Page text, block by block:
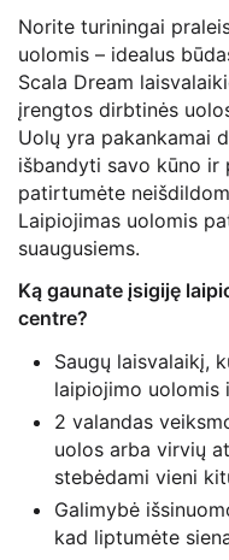
Norite turiningai
uolomis – idealus
Scala Dream
įrengtos dirbtinės
Uolų yra pakankamai
išbandyti savo kūno
patirtumėte
Laipiojimas uolomis
suaugusiems.
Ką gaunate įsigiję
centre?
Saugų laisvalaikį,
laipiojimo uolomis
2 valandas
uolos arba virvių
stebėdami vieni
Galimybė
kad liptumėte